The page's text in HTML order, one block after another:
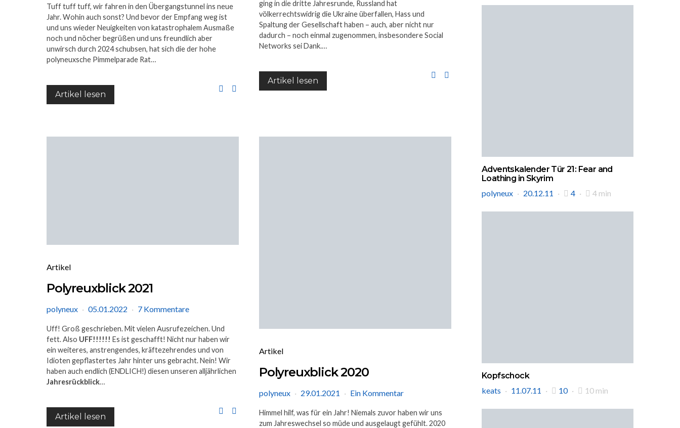
Tuff tuff tuff, wir fahren in den Übergangstunnel ins neue
Jahr. Wohin auch sonst? Und bevor der Empfang weg ist
und uns wieder Neuigkeiten von katastrophalem Ausmaße
noch und nöcher begrüßen und uns freundlich aber
unwirsch durch 2024 schubsen, hat sich die der hohe
polyneuxsche Pimmelparade Rat…
Artikel lesen
ging in die dritte Jahresrunde, Russland hat
völkerrechtswidrig die Ukraine überfallen, Hass und
Spaltung der Gesellschaft haben – auch, aber nicht nur
dadurch – noch einmal zugenommen, insbesondere Social
Networks sei Dank.…
Artikel lesen
Artikel
Polyreuxblick 2021
polyneux 05.01.2022 7 Kommentare
Uff! Groß geschrieben. Mit vielen Ausrufezeichen. Und
fett. Also UFF!!!!!! Es ist geschafft! Nicht nur haben wir
ein weiteres, anstrengendes, kräftezehrendes und von
Idioten gepflastertes Jahr hinter uns gebracht. Nein! Wir
haben auch endlich (ENDLICH!) diesen unseren alljährlichen
Jahresrückblick…
Artikel lesen
Artikel
Polyreuxblick 2020
polyneux 29.01.2021 Ein Kommentar
Himmel hilf, was für ein Jahr! Niemals zuvor haben wir uns
zum Jahreswechsel so müde und ausgelaugt gefühlt. 2020
Adventskalender Tür 21: Fear and
Loathing in Skyrim
polyneux
20.12.11 4 4 min
Kopfschock
keats
11.07.11 10 10 min